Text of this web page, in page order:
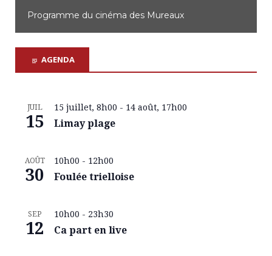
Programme du cinéma d'Achères
AGENDA
JUIL
15
15 juillet, 8h00 - 14 août, 17h00
Limay plage
AOÛT
30
10h00 - 12h00
Foulée trielloise
SEP
12
10h00 - 23h30
Ca part en live